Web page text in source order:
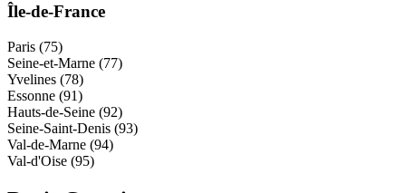
Île-de-France
Paris (75)
Seine-et-Marne (77)
Yvelines (78)
Essonne (91)
Hauts-de-Seine (92)
Seine-Saint-Denis (93)
Val-de-Marne (94)
Val-d'Oise (95)